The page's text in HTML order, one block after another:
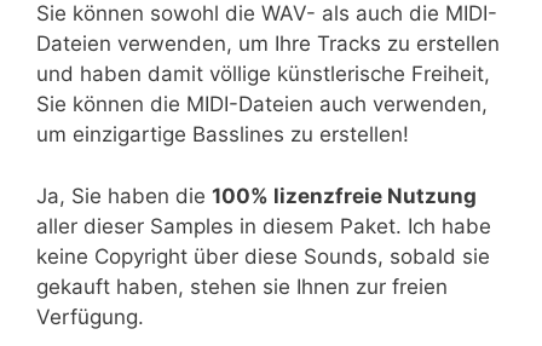
Sie können sowohl die WAV- als auch die MIDI-
Dateien verwenden, um Ihre Tracks zu erstellen
und haben damit völlige künstlerische Freiheit,
Sie können die MIDI-Dateien auch verwenden,
um einzigartige Basslines zu erstellen!
Ja, Sie haben die 100% lizenzfreie Nutzung
aller dieser Samples in diesem Paket. Ich habe
keine Copyright über diese Sounds, sobald sie
gekauft haben, stehen sie Ihnen zur freien
Verfügung.